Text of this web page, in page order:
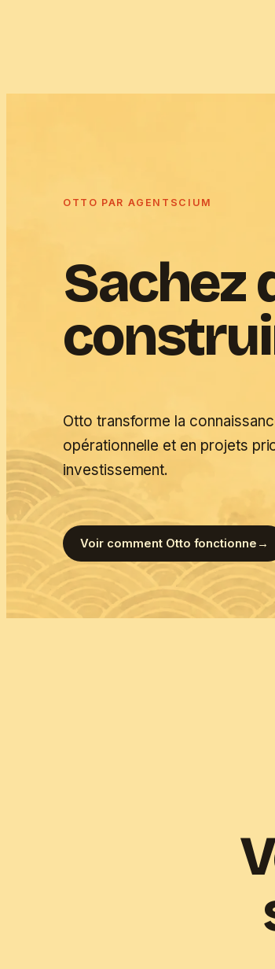
OTTO PAR AGENTSCIUM
Sachez
Otto transforme la
opérationnelle et en projets
investissement.
Voir comment Otto fonctionne →